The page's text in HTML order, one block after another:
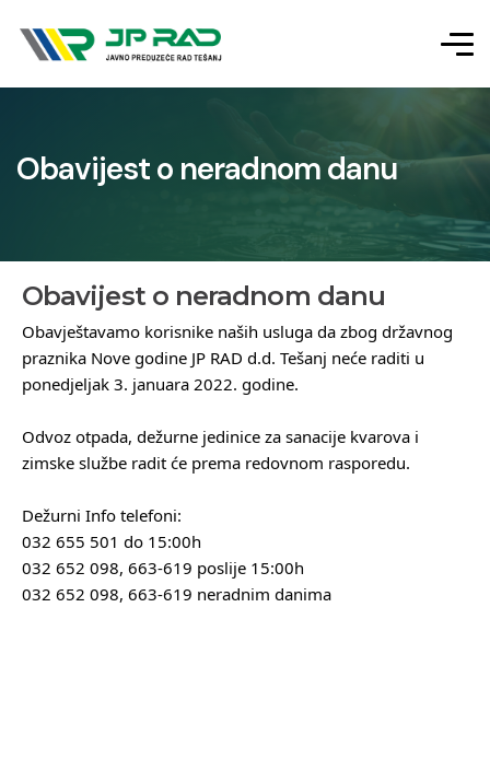
Obavijest o neradnom danu
Obavijest o neradnom danu
Obavještavamo korisnike naših usluga da zbog državnog
praznika Nove godine JP RAD d.d. Tešanj neće raditi u
ponedjeljak 3. januara 2022. godine.
Odvoz otpada, dežurne jedinice za sanacije kvarova i
zimske službe radit će prema redovnom rasporedu.
Dežurni Info telefoni:
032 655 501 do 15:00h
032 652 098, 663-619 poslije 15:00h
032 652 098, 663-619 neradnim danima